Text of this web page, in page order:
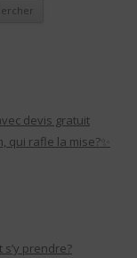
devis gratuit
rafle la mise?✨
prendre?